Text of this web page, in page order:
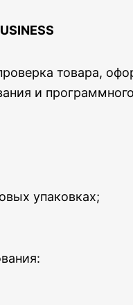
товара,
и
упаковках;